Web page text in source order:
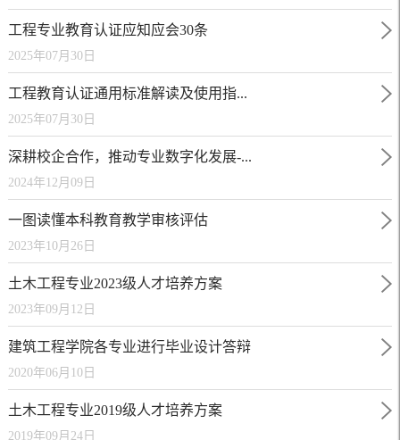
工程专业教育认证应知应会30条
2025年07月30日
工程教育认证通用标准解读及使用指...
2025年07月30日
深耕校企合作，推动专业数字化发展-...
2024年12月09日
一图读懂本科教育教学审核评估
2023年10月26日
土木工程专业2023级人才培养方案
2023年09月12日
建筑工程学院各专业进行毕业设计答辩
2020年06月10日
土木工程专业2019级人才培养方案
2019年09月24日